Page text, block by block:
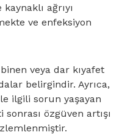
ağrıyı
ve enfeksiyon
veya dar kıyafet
belirgindir. Ayrıca,
ilgili sorun yaşayan
özgüven artışı